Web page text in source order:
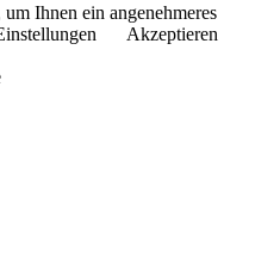
Ihnen ein angenehmeres
Akzeptieren